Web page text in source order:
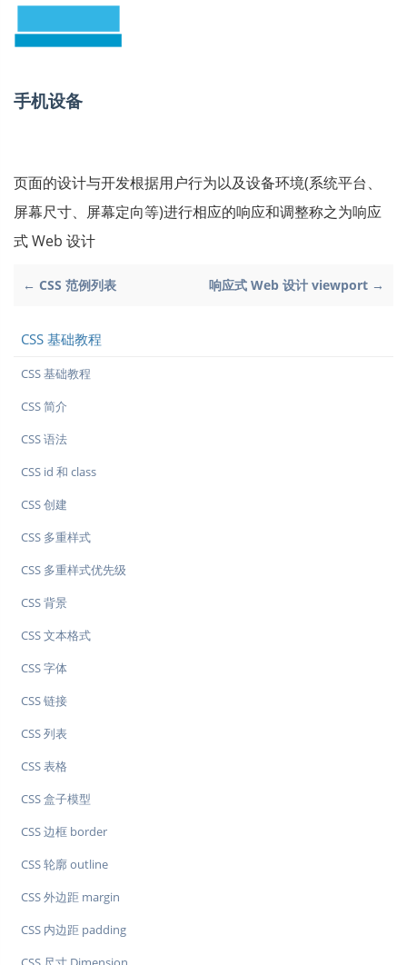
手机设备
页面的设计与开发根据用户行为以及设备环境(系统平台、
屏幕尺寸、屏幕定向等)进行相应的响应和调整称之为响应
式 Web 设计
← CSS 范例列表 响应式 Web 设计 viewport →
CSS 基础教程
CSS 基础教程
CSS 简介
CSS 语法
CSS id 和 class
CSS 创建
CSS 多重样式
CSS 多重样式优先级
CSS 背景
CSS 文本格式
CSS 字体
CSS 链接
CSS 列表
CSS 表格
CSS 盒子模型
CSS 边框 border
CSS 轮廓 outline
CSS 外边距 margin
CSS 内边距 padding